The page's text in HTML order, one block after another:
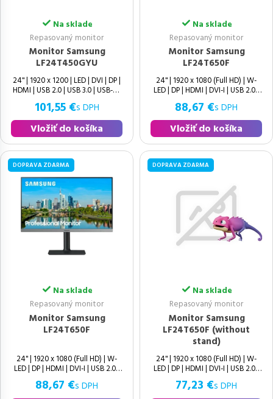
Na sklade
Repasovaný monitor
Monitor Samsung
LF24T450GYU
24" | 1920 x 1200 | LED | DVI | DP |
HDMI | USB 2.0 | USB 3.0 | USB-B |
| 75 Hz
101,55 €s DPH
Vložiť do košíka
Na sklade
Repasovaný monitor
Monitor Samsung
LF24T650F
24" | 1920 x 1080 (Full HD) | W-
LED | DP | HDMI | DVI-I | USB 2.0 |
88,67 €s DPH
Vložiť do košíka
DOPRAVA ZDARMA
Na sklade
Repasovaný monitor
Monitor Samsung
LF24T650F
24" | 1920 x 1080 (Full HD) | W-
LED | DP | HDMI | DVI-I | USB 2.0 |
USB 3.0 | USB-B | Speakers | 16:9 |
88,67 €s DPH
DOPRAVA ZDARMA
Na sklade
Repasovaný monitor
Monitor Samsung
LF24T650F (without
stand)
24" | 1920 x 1080 (Full HD) | W-
LED | DP | HDMI | DVI-I | USB 2.0 |
USB 3.0 | USB-B | Speakers | 16:9 |
Výborný | IPS | 75 Hz | Without
77,23 €s DPH